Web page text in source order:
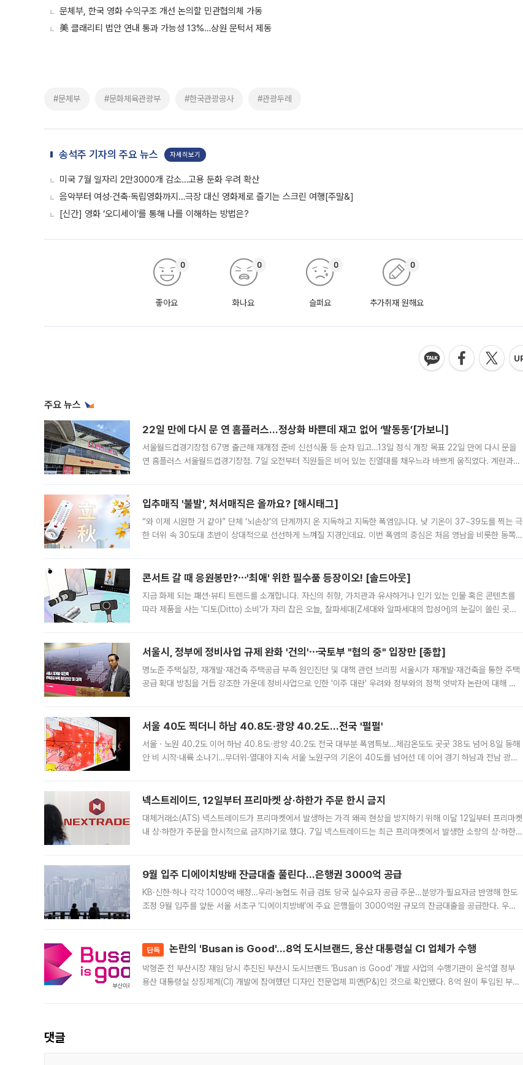
문체부, 한국 영화 수익구조 개선 논의할 민관협의체 가동
美 클래리티 법안 연내 통과 가능성 13%…상원 문턱서 제동
#문체부 #문화체육관광부 #한국관광공사 #관광두레
송석주 기자의 주요 뉴스 자세히보기
미국 7월 일자리 2만3000개 감소…고용 둔화 우려 확산
음악부터 여성·건축·독립영화까지…극장 대신 영화제로 즐기는 스크린 여행[주말&]
[신간] 영화 ‘오디세이’를 통해 나를 이해하는 방법은?
좋아요
0
화나요
0
슬퍼요
0
추가취재 원해요
0
주요 뉴스
22일 만에 다시 문 연 홈플러스…정상화 바쁜데 재고 없어 ‘발동동’[가보니]
서울월드컵경기장점 67명 출근해 재개점 준비 신선식품 등 순차 입고…13일 정식 개장 목표 22일 만에 다시 문을
연 홈플러스 서울월드컵경기장점. 7일 오전부터 직원들은 비어 있는 진열대를 채우느라 바쁘게 움직였다. 계란과
입추매직 '불발', 처서매직은 올까요? [해시태그]
“와 이제 시원한 거 같아” 단체 ‘뇌손상’의 단계까지 온 지독하고 지독한 폭염입니다. 낮 기온이 37~39도를 찍는 극
한 더위 속 30도대 초반이 상대적으로 선선하게 느껴질 지경인데요. 이번 폭염의 중심은 처음 영남을 비롯한 동쪽
콘서트 갈 때 응원봉만?⋯'최애' 위한 필수품 등장이오! [솔드아웃]
지금 화제 되는 패션·뷰티 트렌드를 소개합니다. 자신의 취향, 가치관과 유사하거나 인기 있는 인물 혹은 콘텐츠를
따라 제품을 사는 '디토(Ditto) 소비'가 자리 잡은 오늘, 잘파세대(Z세대와 알파세대의 합성어)의 눈길이 쏠린 곳은
서울시, 정부에 정비사업 규제 완화 '건의'⋯국토부 "협의 중" 입장만 [종합]
명노준 주택실장, 재개발·재건축 주택공급 부족 원인진단 및 대책 관련 브리핑 서울시가 재개발·재건축을 통한 주택
공급 확대 방침을 거듭 강조한 가운데 정비사업으로 인한 '이주 대란' 우려와 정부와의 정책 엇박자 논란에 대해 정
서울 40도 찍더니 하남 40.8도·광양 40.2도…전국 '펄펄'
서울ㆍ노원 40.2도 이어 하남 40.8도·광양 40.2도 전국 대부분 폭염특보…체감온도도 곳곳 38도 넘어 8일 동해
안 비 시작·내륙 소나기…무더위·열대야 지속 서울 노원구의 기온이 40도를 넘어선 데 이어 경기 하남과 전남 광양
넥스트레이드, 12일부터 프리마켓 상·하한가 주문 한시 금지
대체거래소(ATS) 넥스트레이드가 프리마켓에서 발생하는 가격 왜곡 현상을 방지하기 위해 이달 12일부터 프리마켓
내 상·하한가 주문을 한시적으로 금지하기로 했다. 7일 넥스트레이드는 최근 프리마켓에서 발생한 소량의 상·하한
9월 입주 디에이치방배 잔금대출 풀린다…은행권 3000억 공급
KB·신한·하나 각각 1000억 배정…우리·농협도 취급 검토 당국 실수요자 공급 주문…분양가·필요자금 반영해 한도
조정 9월 입주를 앞둔 서울 서초구 ‘디에이치방배’에 주요 은행들이 3000억원 규모의 잔금대출을 공급한다. 우리
단독 논란의 'Busan is Good'…8억 도시브랜드, 용산 대통령실 CI 업체가 수행
박형준 전 부산시장 재임 당시 추진된 부산시 도시브랜드 ‘Busan is Good’ 개발 사업의 수행기관이 윤석열 정부
용산 대통령실 상징체계(CI) 개발에 참여했던 디자인 전문업체 피앤(P&)인 것으로 확인됐다. 8억 원이 투입된 부산
댓글